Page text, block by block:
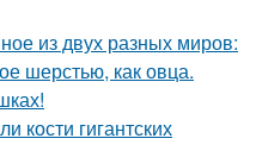
из двух разных миров:
шерстью, как овца.
кости гигантских